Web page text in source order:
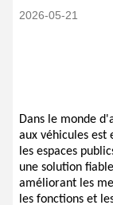
2026-05-21
Dans le monde
aux véhicules est
les espaces
une solution
améliorant les
les fonctions et